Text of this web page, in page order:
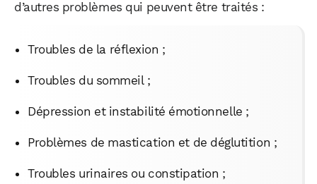
d’autres problèmes qui peuvent être traités :
Troubles de la réflexion ;
Troubles du sommeil ;
Dépression et instabilité émotionnelle ;
Problèmes de mastication et de déglutition ;
Troubles urinaires ou constipation ;